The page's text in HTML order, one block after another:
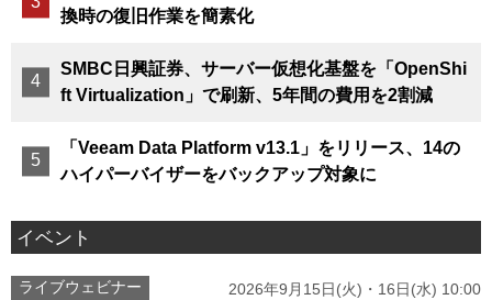
換時の復旧作業を簡素化
SMBC日興証券、サーバー仮想化基盤を「OpenShi
ft Virtualization」で刷新、5年間の費用を2割減
「Veeam Data Platform v13.1」をリリース、14の
ハイパーバイザーをバックアップ対象に
イベント
ライブウェビナー 2026年9月15日(火)・16日(水) 10:00